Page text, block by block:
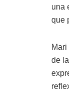
una
que
de